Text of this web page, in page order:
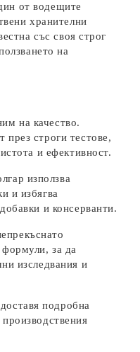
от водещите
хранителни
със своя строг
на
на качество.
през строги тестове,
и ефективност.
използва
и избягва
и консерванти.
за да
изследвания и
подробна